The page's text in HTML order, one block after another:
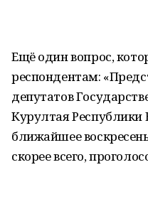
Ещё один вопрос,
респондентам:
депутатов
Курултая Республики
ближайшее
скорее всего,